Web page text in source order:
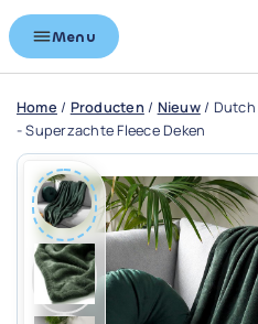
Menu
Home / Producten/ Nieuw/ Dutch
- Superzachte Fleece Deken